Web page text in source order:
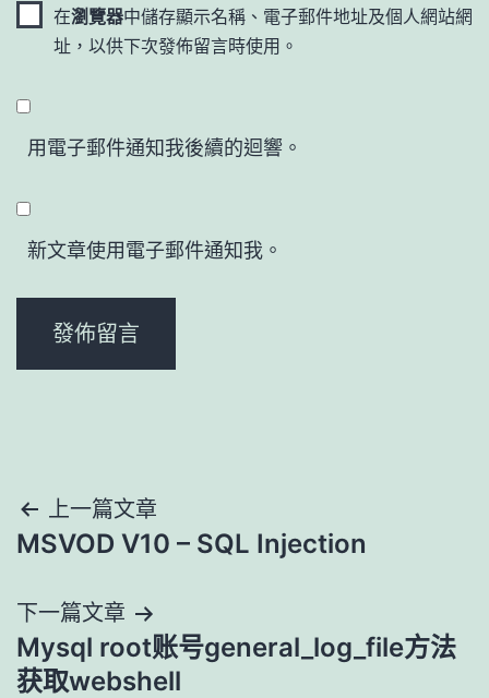
在瀏覽器中儲存顯示名稱、電子郵件地址及個人網站網
址，以供下次發佈留言時使用。
用電子郵件通知我後續的迴響。
新文章使用電子郵件通知我。
文
章
導
覽
上一篇文章
MSVOD V10 – SQL Injection
下一篇文章
Mysql root账号general_log_file方法
获取webshell